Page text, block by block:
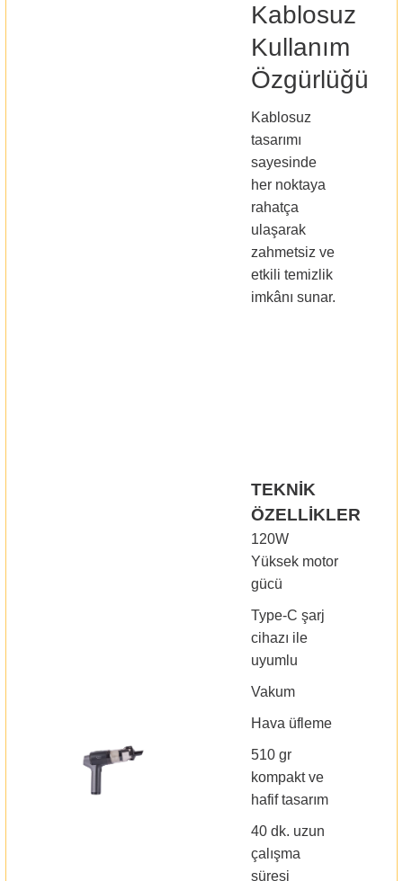
Kablosuz
Kullanım
Özgürlüğü
Kablosuz
tasarımı
sayesinde
her noktaya
rahatça
ulaşarak
zahmetsiz ve
etkili temizlik
imkânı sunar.
TEKNİK
ÖZELLİKLER
120W
Yüksek motor
gücü
Type-C şarj
cihazı ile
uyumlu
Vakum
Hava üfleme
510 gr
kompakt ve
hafif tasarım
40 dk. uzun
çalışma
süresi